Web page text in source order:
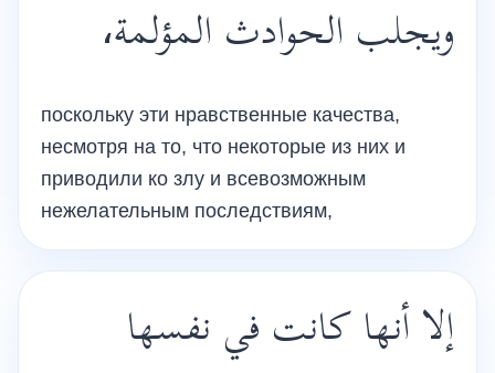
ويجلب الحوادث المؤلمة،
поскольку эти нравственные качества,
несмотря на то, что некоторые из них и
приводили ко злу и всевозможным
нежелательным последствиям,
إلا أنها كانت في نفسها